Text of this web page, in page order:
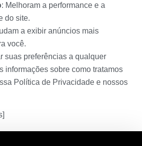
: Melhoram a performance e a
do site.
a exibir anúncios mais
você.
suas preferências a qualquer
informações sobre como tratamos
Política de Privacidade e nossos